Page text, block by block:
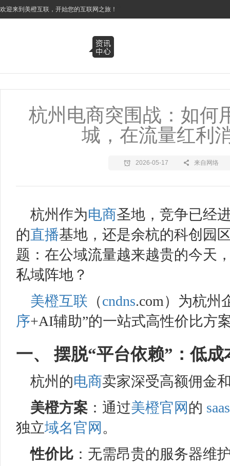
欢迎来到美橙互联，开始您的互联网之旅！
杭州电商突围战：如何
城，在流量红利
2026-05-17 来自网络
杭州作为电商圣地，竞争已经
的直播基地，还是余杭的科创园
题：在公域流量越来越贵的今天
私域阵地？
美橙互联 （cndns.com）为杭州
序+AI辅助”的一站式高性价比方
一、 摆脱“平台依赖”：低成
杭州的电商卖家深受高额佣金
美橙方案 ：通过美橙官网 的 saas
独立域名官网 。
性价比 ：无需昂贵的服务器维